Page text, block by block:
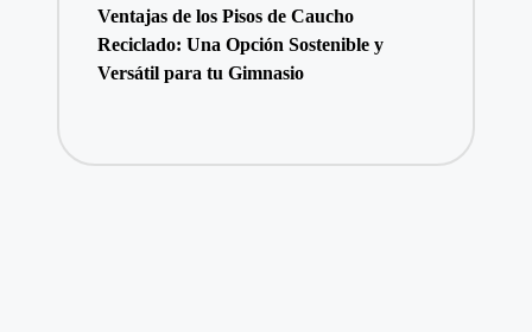
Ventajas de los Pisos de Caucho
Reciclado: Una Opción Sostenible y
Versátil para tu Gimnasio